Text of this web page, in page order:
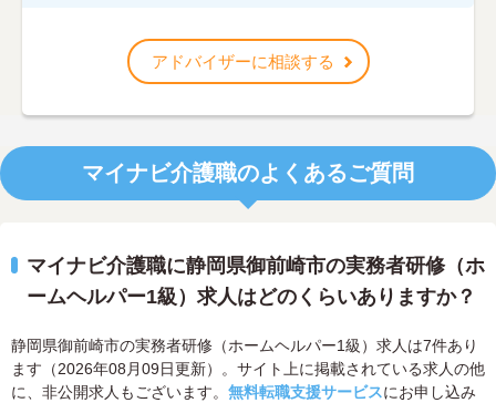
アドバイザーに相談する
マイナビ介護職のよくあるご質問
マイナビ介護職に静岡県御前崎市の実務者研修（ホ
ームヘルパー1級）求人はどのくらいありますか？
静岡県御前崎市の実務者研修（ホームヘルパー1級）求人は7件あり
ます（2026年08月09日更新）。サイト上に掲載されている求人の他
に、非公開求人もございます。 無料転職支援サービスにお申し込み